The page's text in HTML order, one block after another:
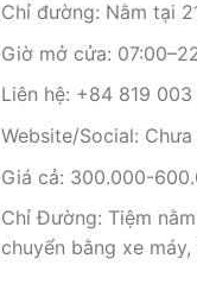
Chỉ đường: Nằm tại
Giờ mở cửa:
Liên hệ: +84 819
Website/Social: Chưa
Giá cả: 300.000-
Chỉ Đường: Tiệm
chuyển bằng xe